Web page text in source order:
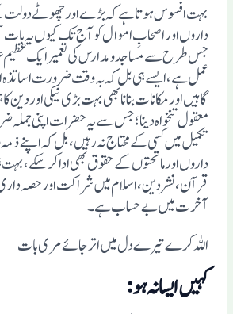
بہت افسوس ہوتا ہے کہ بڑے اور چھوٹے دولت
داروں اور اصحابِ اموال کو آج تک کیوں یہ بات
جس طرح سے مساجد ومدارس کی تعمیر ایک عظیم
عمل ہے، ایسے ہی بل کہ بہ وقت ضرورت اساتذہ
گاہیں اور مکانات بنانا بھی بہت بڑی نیکی اور
معقول تنخواہ دینا؛ جس سے یہ حضرات اپنی جملہ
تکمیل میں کسی کے محتاج نہ رہیں ، بل کہ اپنے
داروں اور ماتحتوں کے حقوق بھی ادا کرسکے، بہت
قرآن، نشر دین ، اسلام میں شراکت اور حصہ
آخرت میں بے حساب ہے۔
اللہ کرے تیرے دل میں اتر جائے مری بات
کہیں ایسانہ ہو: